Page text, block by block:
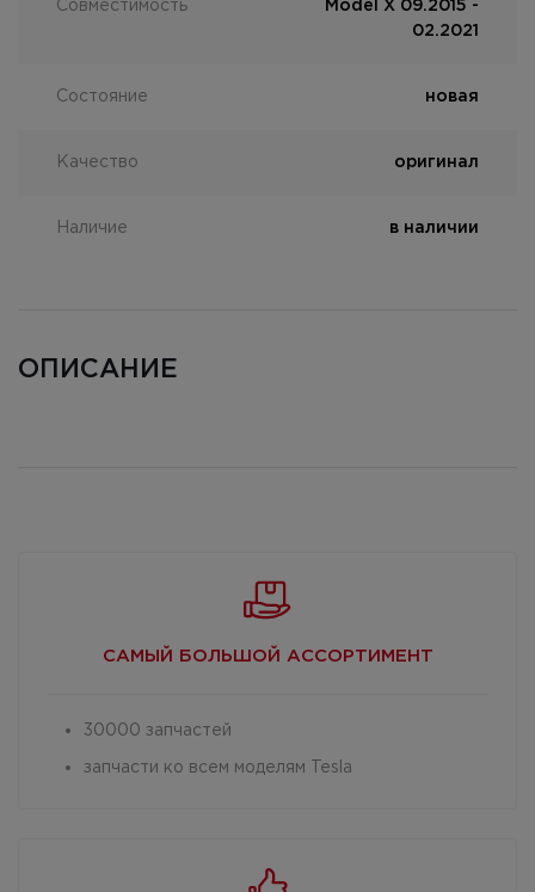
Совместимость
Model X 09.2015 -
02.2021
Состояние новая
Качество оригинал
Наличие в наличии
ОПИСАНИЕ
САМЫЙ БОЛЬШОЙ АССОРТИМЕНТ
30000 запчастей
запчасти ко всем моделям Tesla